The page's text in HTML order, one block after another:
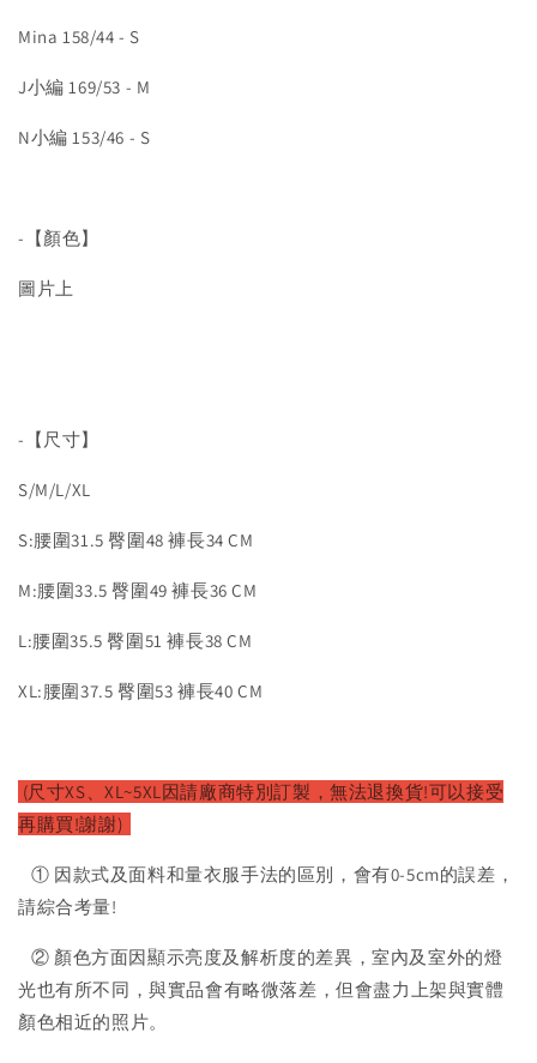
Mina 158/44 - S
J小編 169/53 - M
N小編 153/46 - S
-【顏色】
圖片上
-【尺寸】
S/M/L/XL
S:腰圍31.5 臀圍48 褲長34 CM
M:腰圍33.5 臀圍49 褲長36 CM
L:腰圍35.5 臀圍51 褲長38 CM
XL:腰圍37.5 臀圍53 褲長40 CM
(尺寸XS、XL~5XL因請廠商特別訂製，無法退換貨!可以接受
再購買!謝謝)
① 因款式及面料和量衣服手法的區別，會有0-5cm的誤差，
請綜合考量!
② 顏色方面因顯示亮度及解析度的差異，室內及室外的燈
光也有所不同，與實品會有略微落差，但會盡力上架與實體
顏色相近的照片。